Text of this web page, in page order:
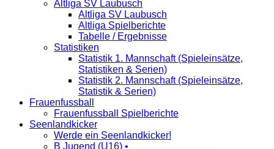
Altliga SV Laubusch
Altliga SV Laubusch
Altliga Spielberichte
Tabelle / Ergebnisse
Statistiken
Statistik 1. Mannschaft (Spieleinsätze,
Statistiken & Serien)
Statistik 2. Mannschaft (Spieleinsätze,
Statistik & Serien)
Frauenfussball
Frauenfussball Spielberichte
Seenlandkicker
Werde ein Seenlandkicker!
B Jugend (U16) •